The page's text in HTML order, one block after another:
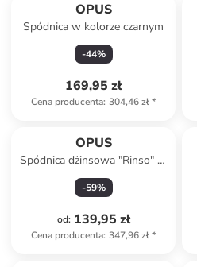
OPUS
Spódnica w kolorze czarnym
-44%
169,95 zł
Cena producenta: 304,46 zł*
OPUS
Spódnica dżinsowa "Rinso" w
kolorze niebieskim
-59%
od: 139,95 zł
Cena producenta: 347,96 zł*